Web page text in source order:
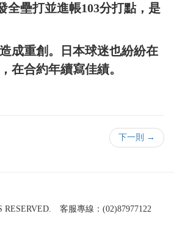
全壘打並進帳103分打點，是
成重創。日本球迷也紛紛在
在合約年續寫佳績。
下一則 →
客服專線：(02)87977122